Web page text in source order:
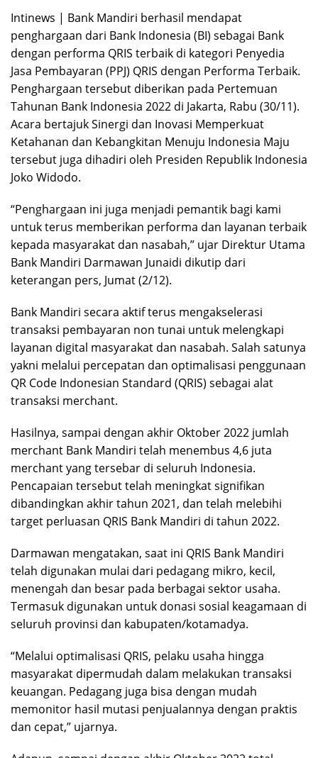
Intinews | Bank Mandiri berhasil mendapat
penghargaan dari Bank Indonesia (BI) sebagai Bank
dengan performa QRIS terbaik di kategori Penyedia
Jasa Pembayaran (PPJ) QRIS dengan Performa Terbaik.
Penghargaan tersebut diberikan pada Pertemuan
Tahunan Bank Indonesia 2022 di Jakarta, Rabu (30/11).
Acara bertajuk Sinergi dan Inovasi Memperkuat
Ketahanan dan Kebangkitan Menuju Indonesia Maju
tersebut juga dihadiri oleh Presiden Republik Indonesia
Joko Widodo.
“Penghargaan ini juga menjadi pemantik bagi kami
untuk terus memberikan performa dan layanan terbaik
kepada masyarakat dan nasabah,” ujar Direktur Utama
Bank Mandiri Darmawan Junaidi dikutip dari
keterangan pers, Jumat (2/12).
Bank Mandiri secara aktif terus mengakselerasi
transaksi pembayaran non tunai untuk melengkapi
layanan digital masyarakat dan nasabah. Salah satunya
yakni melalui percepatan dan optimalisasi penggunaan
QR Code Indonesian Standard (QRIS) sebagai alat
transaksi merchant.
Hasilnya, sampai dengan akhir Oktober 2022 jumlah
merchant Bank Mandiri telah menembus 4,6 juta
merchant yang tersebar di seluruh Indonesia.
Pencapaian tersebut telah meningkat signifikan
dibandingkan akhir tahun 2021, dan telah melebihi
target perluasan QRIS Bank Mandiri di tahun 2022.
Darmawan mengatakan, saat ini QRIS Bank Mandiri
telah digunakan mulai dari pedagang mikro, kecil,
menengah dan besar pada berbagai sektor usaha.
Termasuk digunakan untuk donasi sosial keagamaan di
seluruh provinsi dan kabupaten/kotamadya.
“Melalui optimalisasi QRIS, pelaku usaha hingga
masyarakat dipermudah dalam melakukan transaksi
keuangan. Pedagang juga bisa dengan mudah
memonitor hasil mutasi penjualannya dengan praktis
dan cepat,” ujarnya.